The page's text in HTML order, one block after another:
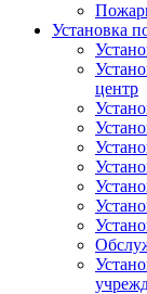
Установка
центр